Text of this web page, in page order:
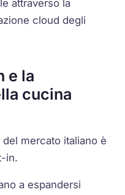
attraverso la
cloud degli
e la
cucina
mercato italiano è
in.
a espandersi